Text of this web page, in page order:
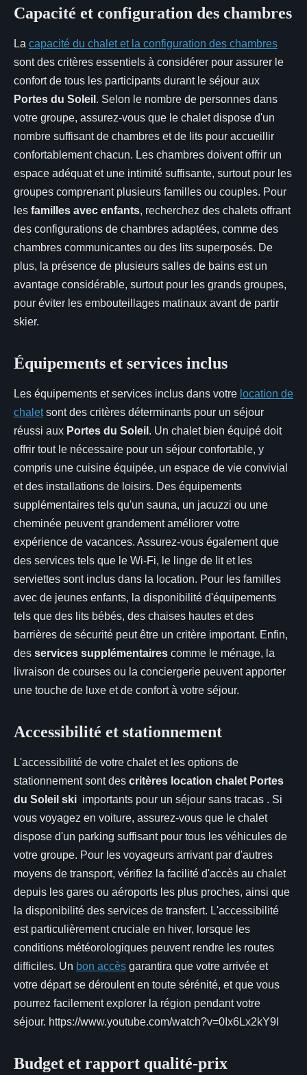
Capacité et configuration des chambres
La capacité du chalet et la configuration des chambres
sont des critères essentiels à considérer pour assurer le
confort de tous les participants durant le séjour aux
Portes du Soleil . Selon le nombre de personnes dans
votre groupe, assurez-vous que le chalet dispose d'un
nombre suffisant de chambres et de lits pour accueillir
confortablement chacun. Les chambres doivent offrir un
espace adéquat et une intimité suffisante, surtout pour les
groupes comprenant plusieurs familles ou couples. Pour
les familles avec enfants, recherchez des chalets offrant
des configurations de chambres adaptées, comme des
chambres communicantes ou des lits superposés. De
plus, la présence de plusieurs salles de bains est un
avantage considérable, surtout pour les grands groupes,
pour éviter les embouteillages matinaux avant de partir
skier.
Équipements et services inclus
Les équipements et services inclus dans votre location de
chaletsont des critères déterminants pour un séjour
réussi aux Portes du Soleil . Un chalet bien équipé doit
offrir tout le nécessaire pour un séjour confortable, y
compris une cuisine équipée, un espace de vie convivial
et des installations de loisirs. Des équipements
supplémentaires tels qu'un sauna, un jacuzzi ou une
cheminée peuvent grandement améliorer votre
expérience de vacances. Assurez-vous également que
des services tels que le Wi-Fi, le linge de lit et les
serviettes sont inclus dans la location. Pour les familles
avec de jeunes enfants, la disponibilité d'équipements
tels que des lits bébés, des chaises hautes et des
barrières de sécurité peut être un critère important. Enfin,
des services supplémentaires comme le ménage, la
livraison de courses ou la conciergerie peuvent apporter
une touche de luxe et de confort à votre séjour.
Accessibilité et stationnement
L'accessibilité de votre chalet et les options de
stationnement sont des critères location chalet Portes
du Soleil ski importants pour un séjour sans tracas . Si
vous voyagez en voiture, assurez-vous que le chalet
dispose d'un parking suffisant pour tous les véhicules de
votre groupe. Pour les voyageurs arrivant par d'autres
moyens de transport, vérifiez la facilité d'accès au chalet
depuis les gares ou aéroports les plus proches, ainsi que
la disponibilité des services de transfert. L'accessibilité
est particulièrement cruciale en hiver, lorsque les
conditions météorologiques peuvent rendre les routes
difficiles. Un bon accès garantira que votre arrivée et
votre départ se déroulent en toute sérénité, et que vous
pourrez facilement explorer la région pendant votre
séjour. https://www.youtube.com/watch?v=0Ix6Lx2kY9I
Budget et rapport qualité-prix